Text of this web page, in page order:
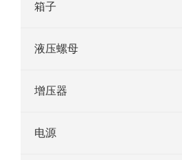
箱子
液压螺母
增压器
电源